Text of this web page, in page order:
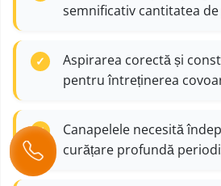
semnificativ cantitatea
Aspirarea corectă și
pentru întreținerea
Canapelele necesită
curățare profundă